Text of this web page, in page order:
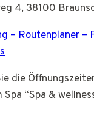
4, 38100
– Routenplaner –
die
“Spa &